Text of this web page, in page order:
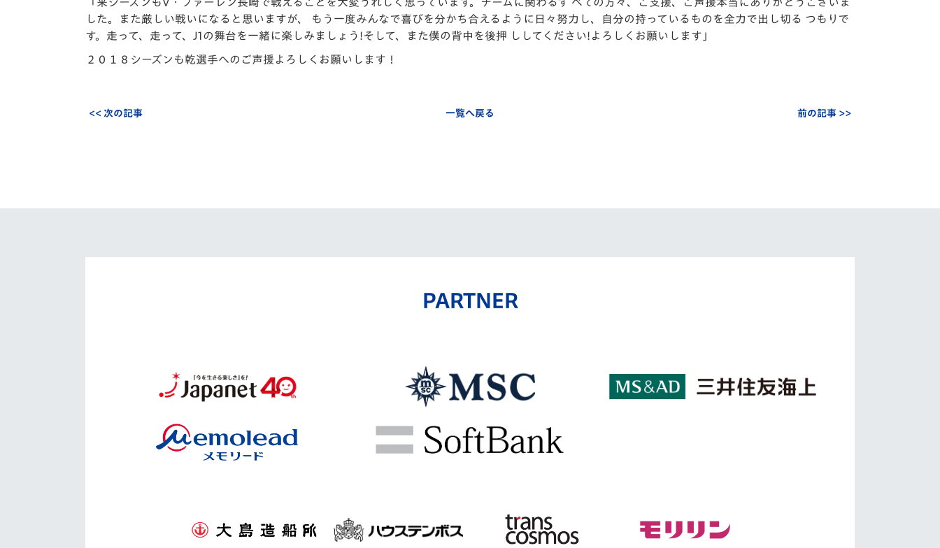
した。また厳しい戦いになると思いますが、 もう一度みんなで喜びを分かち合えるように日々努力し、自分の持っているものを全力で出し切る つもりで
す。走って、走って、J1の舞台を一緒に楽しみましょう!そして、また僕の背中を後押 ししてください!よろしくお願いします」
２０１８シーズンも乾選手へのご声援よろしくお願いします！
<< 次の記事 一覧へ戻る 前の記事 >>
PARTNER